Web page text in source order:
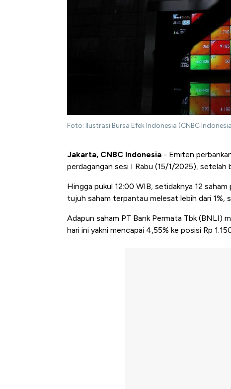
Foto: Ilustrasi Bursa Efek Indonesia (CNBC
Jakarta, CNBC Indonesia - Emiten
perdagangan sesi I Rabu (15/1/2025), setelah
Hingga pukul 12:00 WIB, setidaknya 12
tujuh saham terpantau melesat lebih dari 1%,
Adapun saham PT Bank Permata Tbk (BNLI)
hari ini yakni mencapai 4,55% ke posisi Rp